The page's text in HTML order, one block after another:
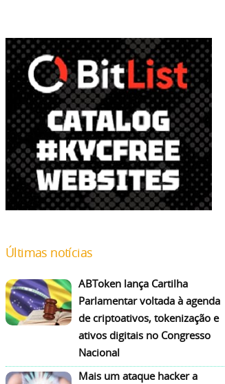
Últimas notícias
ABToken lança Cartilha
Parlamentar voltada à agenda
de criptoativos, tokenização e
ativos digitais no Congresso
Nacional
Mais um ataque hacker a